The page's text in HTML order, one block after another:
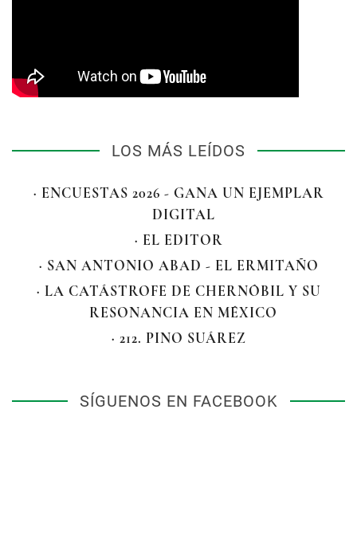
LOS MÁS LEÍDOS
· ENCUESTAS 2026 - GANA UN EJEMPLAR
DIGITAL
· EL EDITOR
· SAN ANTONIO ABAD - EL ERMITAÑO
· LA CATÁSTROFE DE CHERNÓBIL Y SU
RESONANCIA EN MÉXICO
· 212. PINO SUÁREZ
SÍGUENOS EN FACEBOOK